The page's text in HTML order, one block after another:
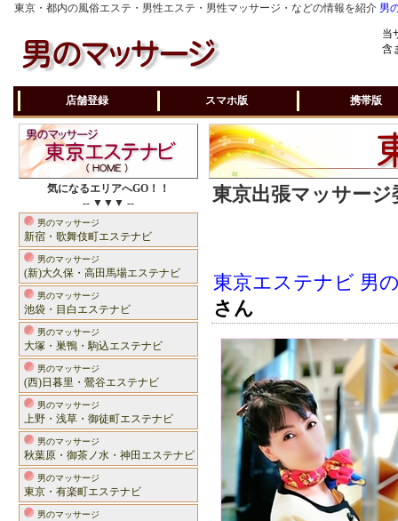
東京・都内の風俗エステ・男性エステ・男性マッサージ・などの情報を紹介 男
当
含
店舗登録 スマホ版 携帯版
気になるエリアへGO！！
-- ▼▼▼ --
男のマッサージ
新宿・歌舞伎町エステナビ
男のマッサージ
(新)大久保・高田馬場エステナビ
男のマッサージ
池袋・目白エステナビ
男のマッサージ
大塚・巣鴨・駒込エステナビ
男のマッサージ
(西)日暮里・鶯谷エステナビ
男のマッサージ
上野・浅草・御徒町エステナビ
男のマッサージ
秋葉原・御茶ノ水・神田エステナビ
男のマッサージ
東京・有楽町エステナビ
男のマッサージ
東京出張マッサー
東京エステナビ 男
さん